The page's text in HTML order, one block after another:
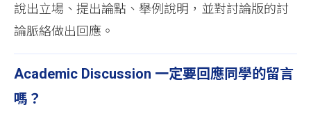
說出立場、提出論點、舉例說明，並對討論版的討
論脈絡做出回應。
Academic Discussion 一定要回應同學的留言
嗎？